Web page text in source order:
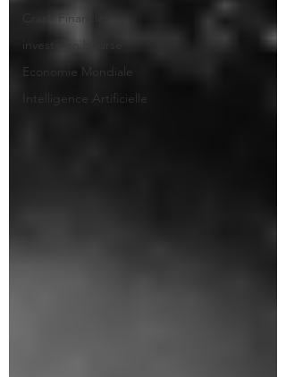
Crash Financier
investir en bourse
Economie Mondiale
Intelligence Artificielle